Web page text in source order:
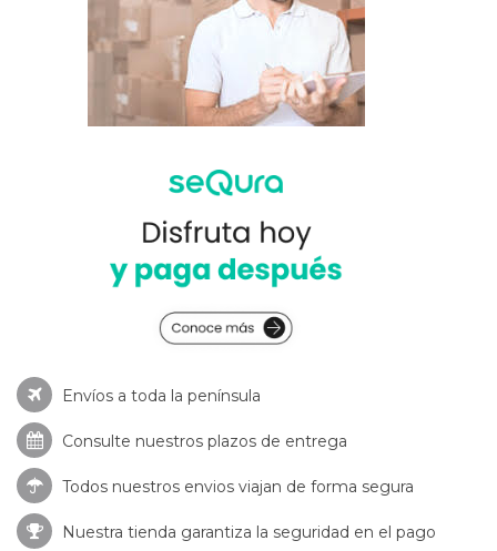
Envíos a toda la península
Consulte nuestros plazos de entrega
Todos nuestros envios viajan de forma segura
Nuestra tienda garantiza la seguridad en el pago